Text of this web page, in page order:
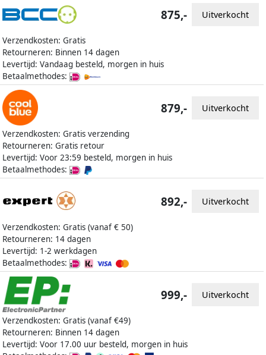
Verzendkosten: Gratis
Retourneren: Binnen 14 dagen
Levertijd: Vandaag besteld, morgen in huis
Betaalmethodes:
875,- Uitverkocht
Verzendkosten: Gratis verzending
Retourneren: Gratis retour
Levertijd: Voor 23:59 besteld, morgen in huis
Betaalmethodes:
879,- Uitverkocht
Verzendkosten: Gratis (vanaf € 50)
Retourneren: 14 dagen
Levertijd: 1-2 werkdagen
Betaalmethodes:
892,- Uitverkocht
Verzendkosten: Gratis (vanaf €49)
Retourneren: Binnen 14 dagen
Levertijd: Voor 17.00 uur besteld, morgen in huis
999,- Uitverkocht